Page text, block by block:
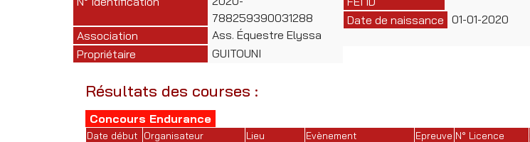
788259390031288
Association
Ass. Équestre Elyssa
Propriétaire
GUITOUNI
Date de naissance 01-01-2020
Résultats des courses :
Concours Endurance
Date début Organisateur Lieu Evènement Epreuve N° Licence